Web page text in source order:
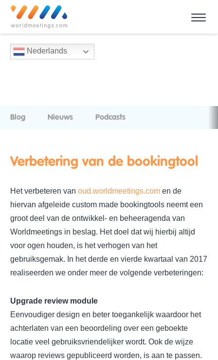
Nederlands
Blog Nieuws Podcasts
Verbetering van de bookingtool
Het verbeteren van oud.worldmeetings.com en de
hiervan afgeleide custom made bookingtools neemt een
groot deel van de ontwikkel- en beheeragenda van
Worldmeetings in beslag. Het doel dat wij hierbij altijd
voor ogen houden, is het verhogen van het
gebruiksgemak. In het derde en vierde kwartaal van 2017
realiseerden we onder meer de volgende verbeteringen:
Upgrade review module
Eenvoudiger design en beter toegankelijk waardoor het
achterlaten van een beoordeling over een geboekte
locatie veel gebruiksvriendelijker wordt. Ook de wijze
waarop reviews gepubliceerd worden, is aan te passen.